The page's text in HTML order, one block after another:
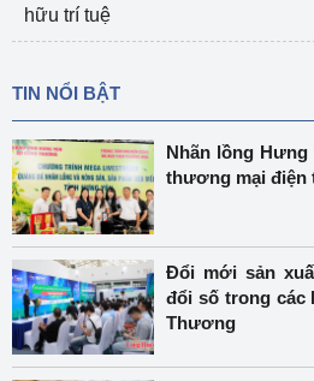
hữu trí tuệ
TIN NỔI BẬT
Nhãn lồng
thương mại điện
Đổi mới sản
đổi số trong các
Thương